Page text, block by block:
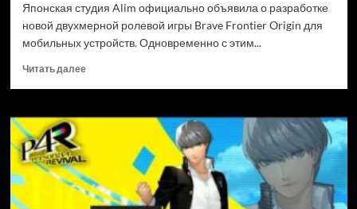
Японская студия Alim официально объявила о разработке
новой двухмерной ролевой игры Brave Frontier Origin для
мобильных устройств. Одновременно с этим...
Читать далееПрочитать
Brave
Frontier
Origin
анонсирована